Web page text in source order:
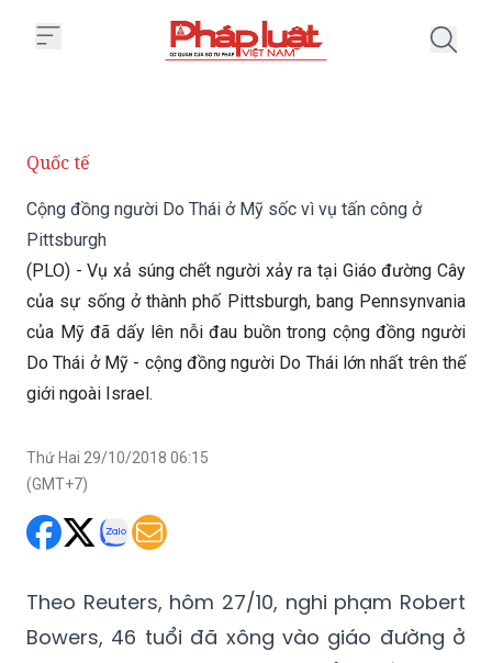
Quốc tế
Cộng đồng người Do Thái ở Mỹ sốc vì vụ tấn công ở
Pittsburgh
(PLO) - Vụ xả súng chết người xảy ra tại Giáo đường Cây
của sự sống ở thành phố Pittsburgh, bang Pennsynvania
của Mỹ đã dấy lên nỗi đau buồn trong cộng đồng người
giới ngoài Israel.
Thứ Hai 29/10/2018 06:15